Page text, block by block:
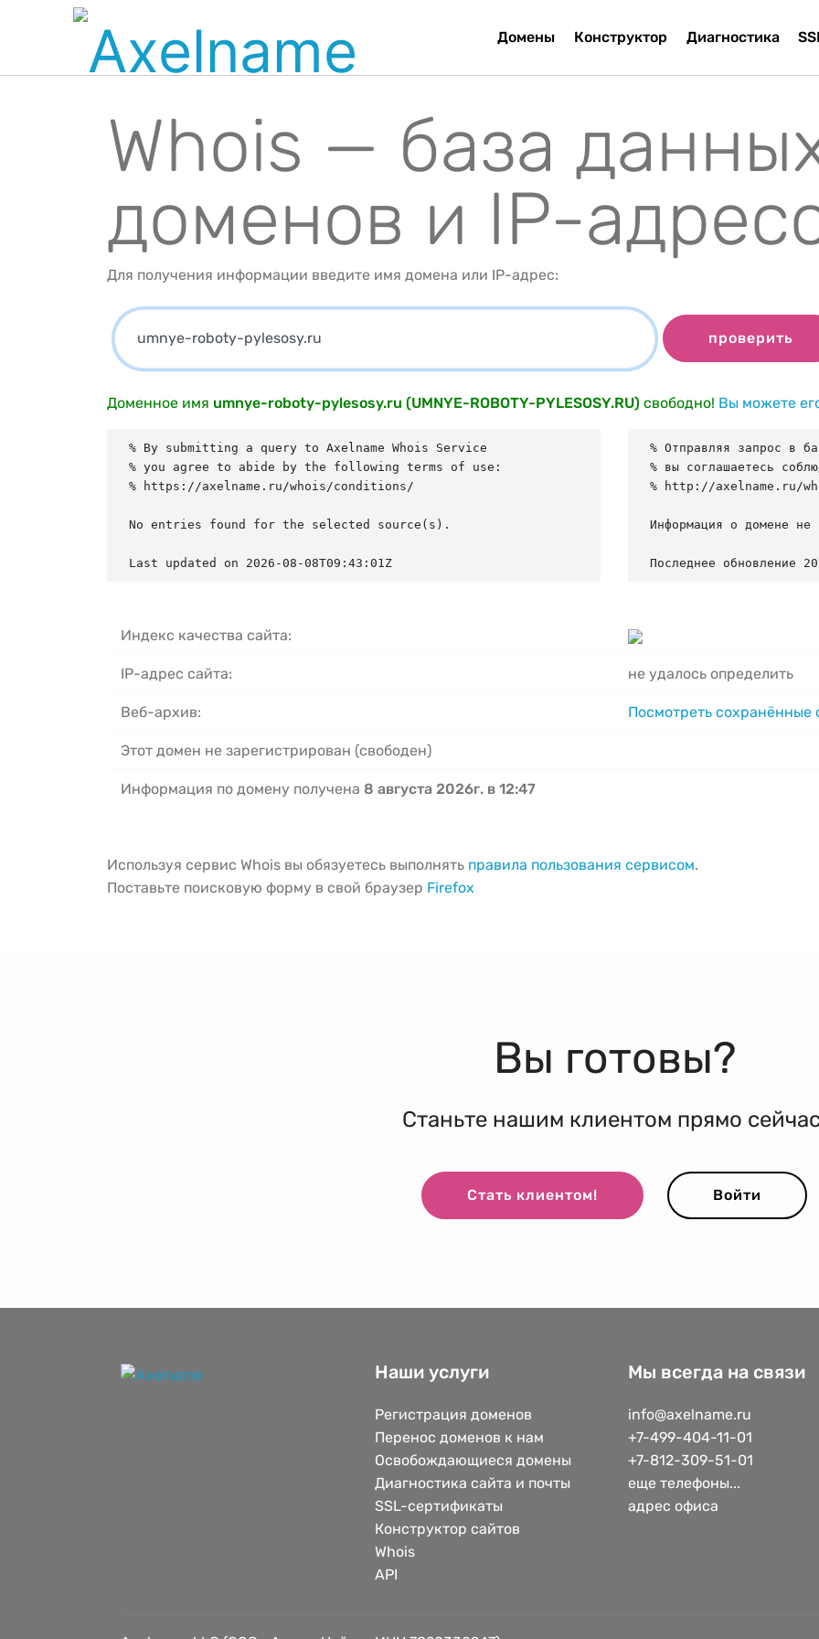
Домены Конструктор Диагностика
Whois — база
доменов и IP-
Для получения информации введите имя домена или IP-адрес:
проверить
Доменное имя umnye-roboty-pylesosy.ru (UMNYE-ROBOTY-PYLESOSY.RU) свободно! Вы можете
% By submitting a query to Axelname Whois Service
% you agree to abide by the following terms of use:
% https://axelname.ru/whois/conditions/
No entries found for the selected source(s).
Last updated on 2026-08-08T09:43:01Z
% Отправляя запрос в
% вы соглашаетесь
% http://axelname.ru/
Информация о домене не
Последнее обновление
Индекс качества сайта:
IP-адрес сайта: не удалось определить
Веб-архив: Посмотреть сохранённые
Этот домен не зарегистрирован (свободен)
Информация по домену получена 8 августа 2026г. в 12:47
Используя сервис Whois вы обязуетесь выполнять правила пользования сервисом.
Поставьте поисковую форму в свой браузер Firefox
Вы готовы?
Станьте нашим клиентом прямо
Стать клиентом! Войти
Наши услуги
Регистрация доменов
Перенос доменов к нам
Освобождающиеся домены
Диагностика сайта и почты
SSL-сертификаты
Конструктор сайтов
Whois
API
Мы всегда на связи
info@axelname.ru
+7-499-404-11-01
+7-812-309-51-01
еще телефоны...
адрес офиса